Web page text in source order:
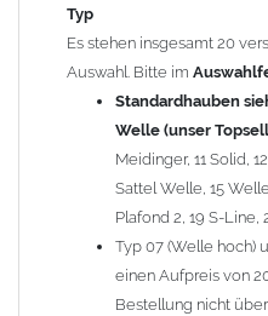
Ihrem zuständigen
Hinweis: FürKaminhaubenund
Nachnahme
Lieferzeit: ca. 1-2 Wochen
Sonderanfertigung: Die
angefertigt - keine
Typ
Es stehen insgesamt 20
Auswahl. Bitte im
Standardhauben
Welle (unser
Meidinger, 11 Solid,
Sattel Welle, 15
Plafond 2, 19 S-Line,
Typ 07 (Welle hoch)
einen Aufpreis von
Bestellung nicht